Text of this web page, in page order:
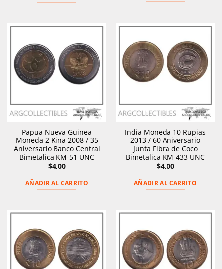
$12,00.
Papua Nueva Guinea
Moneda 2 Kina 2008 / 35
Aniversario Banco Central
Bimetalica KM-51 UNC
$4,00
AÑADIR AL CARRITO
India Moneda 10 Rupias
2013 / 60 Aniversario
Junta Fibra de Coco
Bimetalica KM-433 UNC
$4,00
AÑADIR AL CARRITO